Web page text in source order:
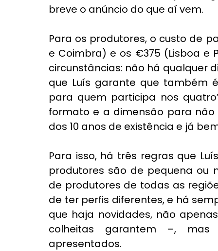
breve o anúncio do que aí vem.
Para os produtores, o custo de
e Coimbra) e os €375 (Lisboa
circunstâncias: não há qualquer
que Luís garante que também
para quem participa nos
formato e a dimensão para não
dos 10 anos de existência e já
Para isso, há três regras que
produtores são de pequena ou
de produtores de todas as
de ter perfis diferentes, e há
que haja novidades, não
colheitas garantem –,
apresentados.